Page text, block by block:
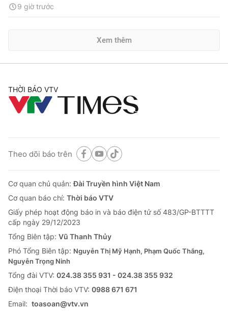
9 giờ trước
Xem thêm
THỜI BÁO VTV
Theo dõi báo trên
Cơ quan chủ quản:Đài Truyền hình Việt Nam
Cơ quan báo chí: Thời báo VTV
Giấy phép hoạt động báo in và báo điện tử số 483/GP-BTTTT
cấp ngày 29/12/2023
Tổng Biên tập: Vũ Thanh Thủy
Phó Tổng Biên tập: Nguyễn Thị Mỹ Hạnh, Phạm Quốc Thắng,
Nguyễn Trọng Ninh
Tổng đài VTV: 024.38 355 931 - 024.38 355 932
Ðiện thoại Thời báo VTV: 0988 671 671
Email: toasoan@vtv.vn